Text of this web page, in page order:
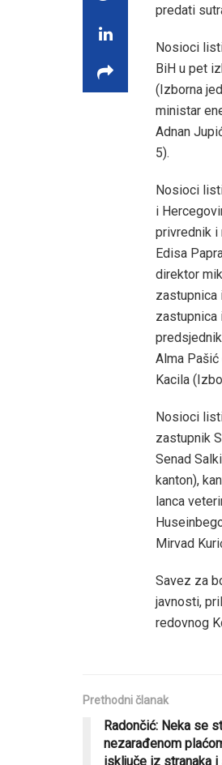
predati
Nosioci
BiH u pet
(Izborna
ministar
Adnan
5).
Nosioci
i
privrednik i
Edisa
direktor
zastupnica
zastupnica
Alma
Kacila
Nosioci
zastupnik
Senad
kanton),
lanca
Mirvad
Savez za
javnosti,
redovnog
Prethodni članak
Radončić: Neka se
nezarađenom
isključe iz stranaka